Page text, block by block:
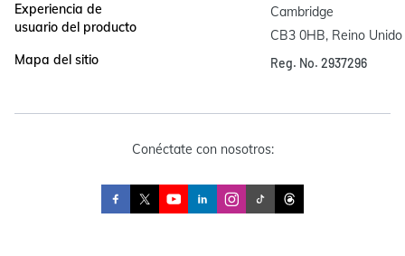
Experiencia de
usuario del producto
Mapa del sitio
Cambridge
CB3 0HB, Reino Unido
Reg. No. 2937296
Conéctate con nosotros: